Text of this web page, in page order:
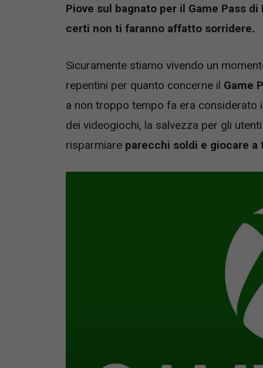
Piove sul bagnato per il Game Pass
certi non ti faranno affatto sorridere.
Sicuramente stiamo vivendo un
repentini per quanto concerne il Game
a non troppo tempo fa era considerato
dei videogiochi, la salvezza per gli
risparmiare parecchi soldi e giocare a